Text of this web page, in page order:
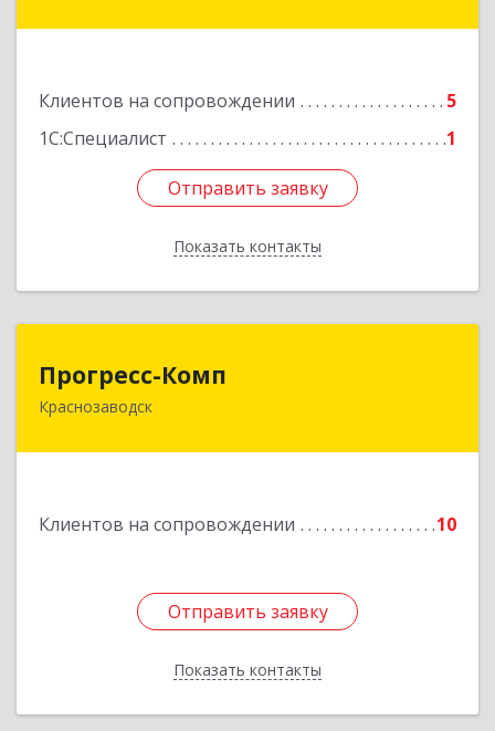
Клиентов на сопровождении
5
1С:Специалист
1
Отправить заявку
Показать контакты
Отправить заявку
Назад
Прогресс-Комп
Краснозаводск
Клиентов на сопровождении 10
Отправить заявку
Показать контакты
141321, Московская обл, Сергиево-Посадский
Отправить заявку
Назад